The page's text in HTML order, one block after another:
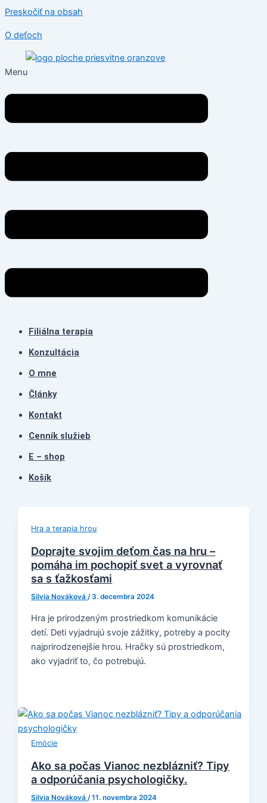
Preskočiť na obsah
O deťoch
Menu
Filiálna terapia
Konzultácia
O mne
Články
Kontakt
Cenník služieb
E – shop
Košík
Hra a terapia hrou
Doprajte svojim deťom čas na hru –
pomáha im pochopiť svet a vyrovnať
sa s ťažkosťami
Silvia Nováková/3. decembra 2024
Hra je prirodzeným prostriedkom komunikácie
detí. Deti vyjadrujú svoje zážitky, potreby a pocity
najprirodzenejšie hrou. Hračky sú prostriedkom,
ako vyjadriť to, čo potrebujú.
Emócie
Ako sa počas Vianoc nezblázniť? Tipy
a odporúčania psychologičky.
Silvia Nováková/11. novembra 2024